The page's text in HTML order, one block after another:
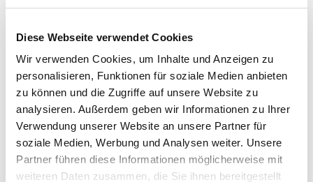
Diese Webseite verwendet Cookies
Wir verwenden Cookies, um Inhalte und Anzeigen zu
personalisieren, Funktionen für soziale Medien anbieten
zu können und die Zugriffe auf unsere Website zu
analysieren. Außerdem geben wir Informationen zu Ihrer
Verwendung unserer Website an unsere Partner für
soziale Medien, Werbung und Analysen weiter. Unsere
Partner führen diese Informationen möglicherweise mit
weiteren Daten zusammen, die Sie ihnen bereitgestellt
Aufgaben & Ziele
Aufgabenstellung